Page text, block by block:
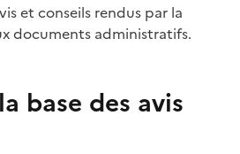
et conseils rendus par la
documents administratifs.
base des avis